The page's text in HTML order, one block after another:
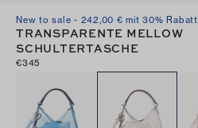
New to sale - 242,00 € mit 30% Rabatt
TRANSPARENTE MELLOW
SCHULTERTASCHE
€345